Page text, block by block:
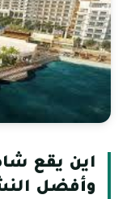
اين يقع
وأفضل